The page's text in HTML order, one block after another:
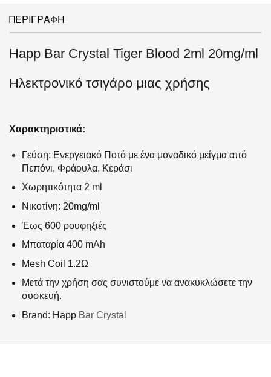
ΠΕΡΙΓΡΑΦΗ
Happ Bar Crystal Tiger Blood 2ml 20mg/ml
Ηλεκτρονικό τσιγάρο μιας χρήσης
Χαρακτηριστικά:
Γεύση: Ενεργειακό Ποτό με ένα μοναδικό μείγμα από
Πεπόνι, Φράουλα, Κεράσι
Χωρητικότητα 2 ml
Νικοτίνη: 20mg/ml
Έως 600 ρουφηξιές
Μπαταρία 400 mAh
Mesh Coil 1.2Ω
Μετά την χρήση σας συνιστούμε να ανακυκλώσετε την
συσκευή.
Brand: HappBar Crystal